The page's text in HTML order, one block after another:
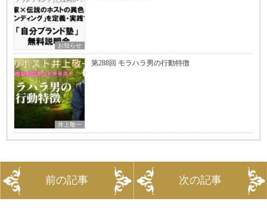
お知らせ
井上敬一
第288回 モラハラ男の行動特徴
前の記事 次の記事